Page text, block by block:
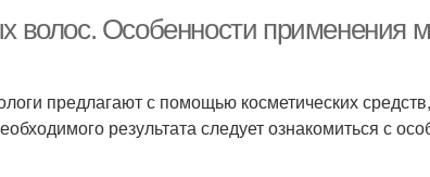
волос. Особенности применения
предлагают с помощью косметических
результата следует ознакомиться с